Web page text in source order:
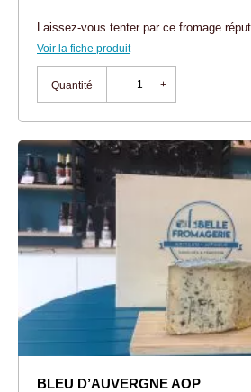
Laissez-vous tenter par ce fromage
Voir la fiche produit
Quantité - +
BLEU D’AUVERGNE AOP